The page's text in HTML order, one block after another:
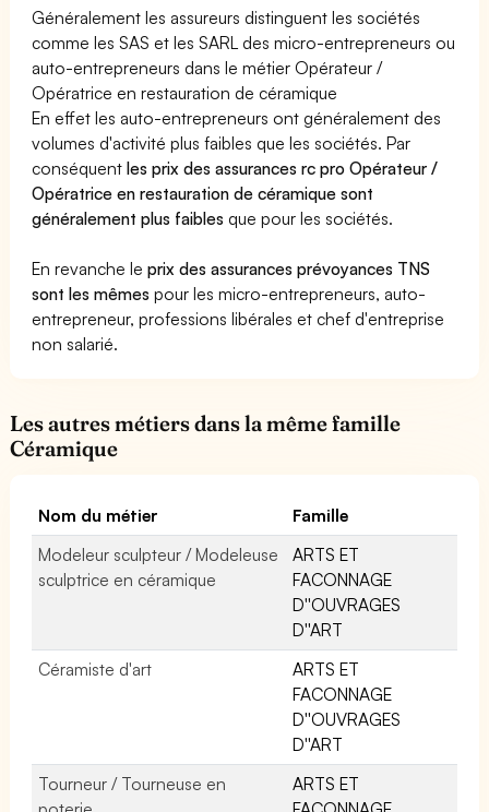
Généralement les assureurs distinguent les sociétés
comme les SAS et les SARL des micro-entrepreneurs ou
auto-entrepreneurs dans le métier Opérateur /
Opératrice en restauration de céramique
En effet les auto-entrepreneurs ont généralement des
volumes d'activité plus faibles que les sociétés. Par
conséquentles prix des assurances rc pro Opérateur /
Opératrice en restauration de céramique sont
généralement plus faibles que pour les sociétés.
En revanche leprix des assurances prévoyances TNS
sont les mêmes pour les micro-entrepreneurs, auto-
entrepreneur, professions libérales et chef d'entreprise
non salarié.
Les autres métiers dans la même famille
Céramique
Nom du métier
Famille
Modeleur sculpteur / Modeleuse
sculptrice en céramique
ARTS ET
FACONNAGE
D''OUVRAGES
D''ART
Céramiste d'art
ARTS ET
FACONNAGE
D''OUVRAGES
D''ART
Tourneur / Tourneuse en
ARTS ET